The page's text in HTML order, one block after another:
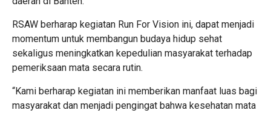
RSAW berharap kegiatan Run For Vision ini, dapat menjadi
momentum untuk membangun budaya hidup sehat
sekaligus meningkatkan kepedulian masyarakat terhadap
pemeriksaan mata secara rutin.
“Kami berharap kegiatan ini memberikan manfaat luas bagi
masyarakat dan menjadi pengingat bahwa kesehatan mata